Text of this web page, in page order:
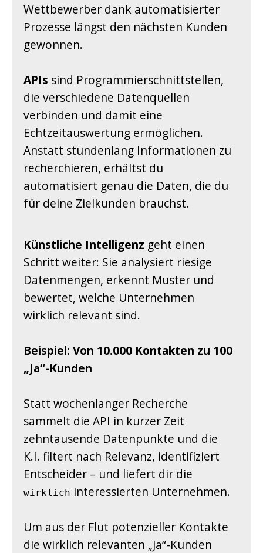
Wettbewerber dank automatisierter
Prozesse längst den nächsten Kunden
gewonnen.
APIs sind Programmierschnittstellen,
die verschiedene Datenquellen
verbinden und damit eine
Echtzeitauswertung ermöglichen.
Anstatt stundenlang Informationen zu
recherchieren, erhältst du
automatisiert genau die Daten, die du
für deine Zielkunden brauchst.
Künstliche Intelligenz geht einen
Schritt weiter: Sie analysiert riesige
Datenmengen, erkennt Muster und
bewertet, welche Unternehmen
wirklich relevant sind.
Beispiel: Von 10.000 Kontakten zu 100
„Ja“-Kunden
Statt wochenlanger Recherche
sammelt die API in kurzer Zeit
zehntausende Datenpunkte und die
K.I. filtert nach Relevanz, identifiziert
Entscheider – und liefert dir die
wirklich interessierten Unternehmen.
Um aus der Flut potenzieller Kontakte
die wirklich relevanten „Ja“-Kunden